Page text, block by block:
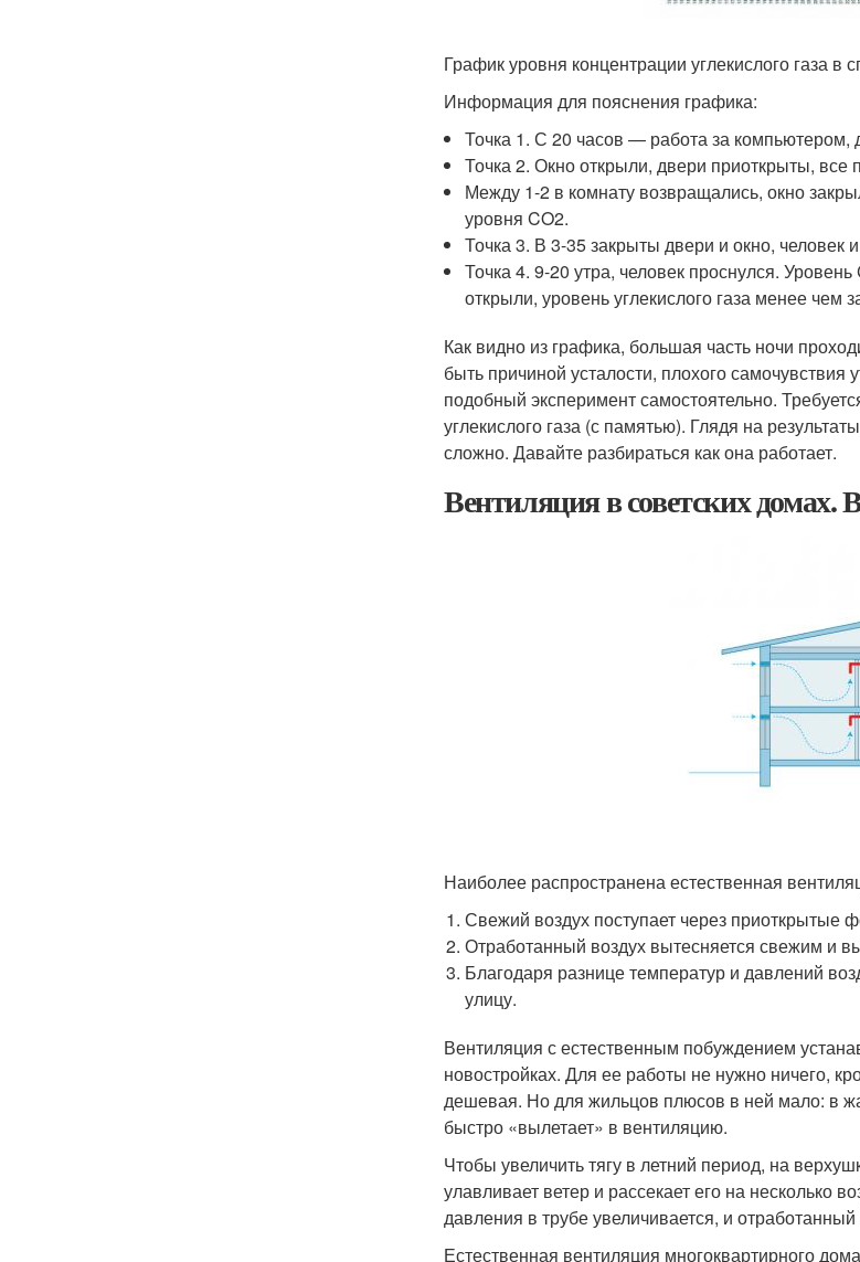
График уровня концентрации углекислого газа
Информация для пояснения графика:
Точка 1. С 20 часов — работа за компьютером,
Точка 2. Окно открыли, двери приоткрыты, все
Между 1-2 в комнату возвращались, окно
уровня CO2.
Точка 3. В 3-35 закрыты двери и окно, человек
Точка 4. 9-20 утра, человек проснулся.
открыли, уровень углекислого газа менее чем
Как видно из графика, большая часть ночи
быть причиной усталости, плохого
подобный эксперимент самостоятельно.
углекислого газа (с памятью). Глядя на
сложно. Давайте разбираться как она работает.
Вентиляция в советских
Наиболее распространена естественная
Свежий воздух поступает через приоткрытые
Отработанный воздух вытесняется свежим и
Благодаря разнице температур и давлений
улицу.
Вентиляция с естественным побуждением
новостройках. Для ее работы не нужно ничего,
дешевая. Но для жильцов плюсов в ней мало: в
быстро «вылетает» в вентиляцию.
Чтобы увеличить тягу в летний период, на
улавливает ветер и рассекает его на несколько
давления в трубе увеличивается, и
Естественная вентиляция многоквартирного